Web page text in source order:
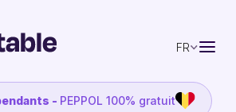
FR
- PEPPOL 100% gratuit